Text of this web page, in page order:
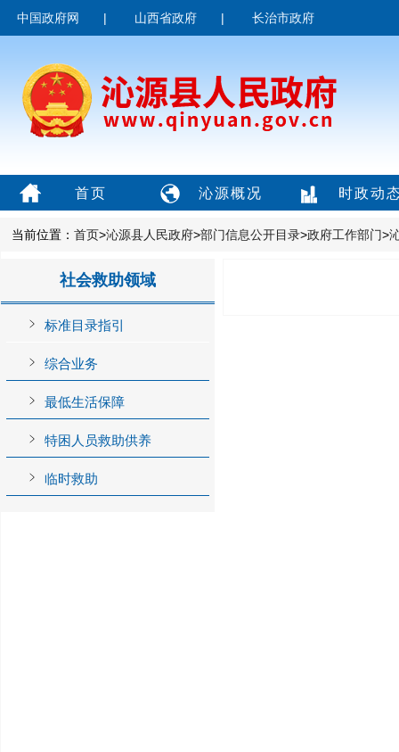
中国政府网 | 山西省政府 | 长治市政府
首页 沁源概况 时政动
当前位置： 首页>沁源县人民政府>部门信息公开目录>政府工作部门>
社会救助领域
标准目录指引
综合业务
最低生活保障
特困人员救助供养
临时救助